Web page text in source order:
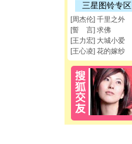
三星图铃专区
[周杰伦] 千里之外
[誓 言] 求佛
[王力宏] 大城小爱
[王心凌] 花的嫁纱